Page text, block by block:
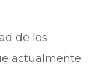
de los
actualmente